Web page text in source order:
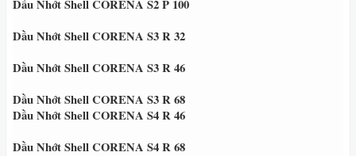
Dầu Nhớt Shell CORENA S2 P 100
Dầu Nhớt Shell CORENA S3 R 32
Dầu Nhớt Shell CORENA S3 R 46
Dầu Nhớt Shell CORENA S3 R 68
Dầu Nhớt Shell CORENA S4 R 46
Dầu Nhớt Shell CORENA S4 R 68